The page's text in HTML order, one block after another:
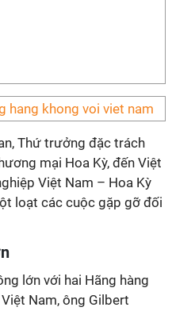
Thứ trưởng đặc trách
mại Hoa Kỳ, đến Việt
Việt Nam – Hoa Kỳ
loạt các cuộc gặp gỡ đối
lớn với hai Hãng hàng
Nam, ông Gilbert